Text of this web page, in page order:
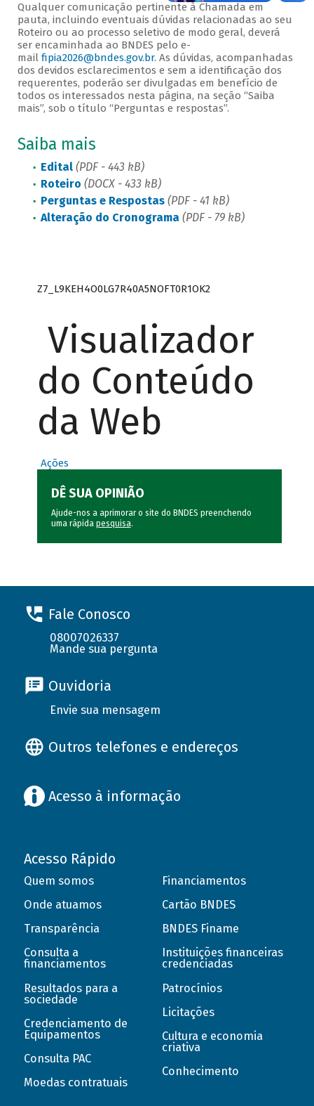
Qualquer comunicação pertinente à Chamada em
pauta, incluindo eventuais dúvidas relacionadas ao seu
Roteiro ou ao processo seletivo de modo geral, deverá
ser encaminhada ao BNDES pelo e-
mail fipia2026@bndes.gov.br. As dúvidas, acompanhadas
dos devidos esclarecimentos e sem a identificação dos
requerentes, poderão ser divulgadas em benefício de
todos os interessados nesta página, na seção “Saiba
mais”, sob o título “Perguntas e respostas”.
Saiba mais
Edital (PDF - 443 kB)
Roteiro (DOCX - 433 kB)
Perguntas e Respostas (PDF - 41 kB)
Alteração do Cronograma (PDF - 79 kB)
Z7_L9KEH4O0LG7R40A5NOFT0R1OK2
Visualizador
do Conteúdo
da Web
Ações
DÊ SUA OPINIÃO
Ajude-nos a aprimorar o site do BNDES preenchendo
uma rápida pesquisa.
Fale Conosco
08007026337
Mande sua pergunta
Ouvidoria
Envie sua mensagem
Outros telefones e endereços
Acesso à informação
Acesso Rápido
Quem somos
Onde atuamos
Transparência
Consulta a
financiamentos
Resultados para a
sociedade
Credenciamento de
Equipamentos
Consulta PAC
Moedas contratuais
Financiamentos
Cartão BNDES
BNDES Finame
Instituições financeiras
credenciadas
Patrocínios
Licitações
Cultura e economia
criativa
Conhecimento